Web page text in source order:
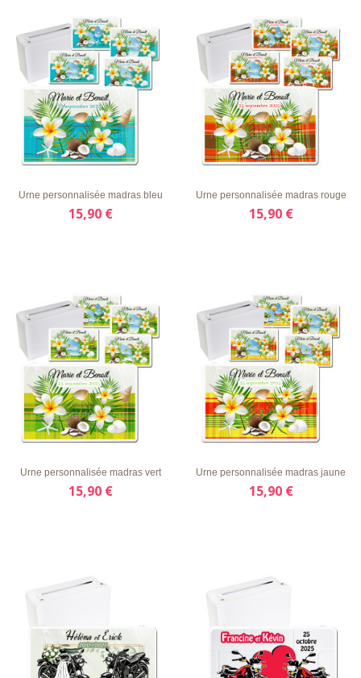
LISTE
D'ENVIE
APERÇU
RAPIDE
DÉTAILS
Urne personnalisée madras bleu
15,90 €
LISTE
D'ENVIE
APERÇU
RAPIDE
DÉTAILS
Urne personnalisée madras rouge
15,90 €
LISTE
D'ENVIE
APERÇU
RAPIDE
DÉTAILS
Urne personnalisée madras vert
15,90 €
LISTE
D'ENVIE
APERÇU
RAPIDE
DÉTAILS
Urne personnalisée madras jaune
15,90 €